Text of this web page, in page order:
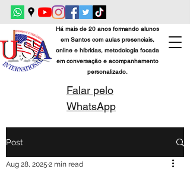
Há mais de 20 anos formando alunos
em Santos com aulas presenciais,
online e híbridas, metodologia focada
em conversação e acompanhamento
personalizado.
Falar pelo
WhatsApp
Post
Aug 28, 2025 2 min read